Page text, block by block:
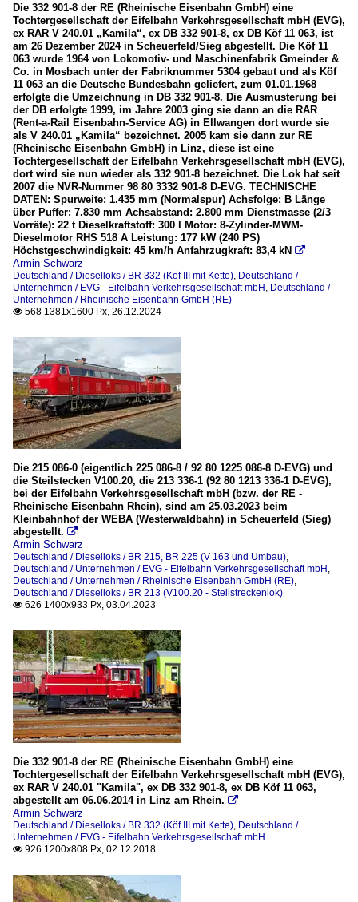
KBS 460 (Siegstrecke)
KBS 465 (Rechte Rheinstrecke)
Unternehmen
Rheinische Eisenbahn GmbH (RE)
Die 332 901-8 der RE (Rheinische Eisenbahn GmbH) eine
Tochtergesellschaft der Eifelbahn Verkehrsgesellschaft mbH (EVG),
ex RAR V 240.01 „Kamila“, ex DB 332 901-8, ex DB Köf 11 063, ist
am 26 Dezember 2024 in Scheuerfeld/Sieg abgestellt. Die Köf 11
063 wurde 1964 von Lokomotiv- und Maschinenfabrik Gmeinder &
Co. in Mosbach unter der Fabriknummer 5304 gebaut und als Köf
11 063 an die Deutsche Bundesbahn geliefert, zum 01.01.1968
erfolgte die Umzeichnung in DB 332 901-8. Die Ausmusterung bei
der DB erfolgte 1999, im Jahre 2003 ging sie dann an die RAR
(Rent-a-Rail Eisenbahn-Service AG) in Ellwangen dort wurde sie
als V 240.01 „Kamila“ bezeichnet. 2005 kam sie dann zur RE
(Rheinische Eisenbahn GmbH) in Linz, diese ist eine
Tochtergesellschaft der Eifelbahn Verkehrsgesellschaft mbH (EVG),
dort wird sie nun wieder als 332 901-8 bezeichnet. Die Lok hat seit
2007 die NVR-Nummer 98 80 3332 901-8 D-EVG. TECHNISCHE
DATEN: Spurweite: 1.435 mm (Normalspur) Achsfolge: B Länge
über Puffer: 7.830 mm Achsabstand: 2.800 mm Dienstmasse (2/3
Vorräte): 22 t Dieselkraftstoff: 300 l Motor: 8-Zylinder-MWM-
Dieselmotor RHS 518 A Leistung: 177 kW (240 PS)
Höchstgeschwindigkeit: 45 km/h Anfahrzugkraft: 83,4 kN 
Armin Schwarz
Deutschland / Dieselloks / BR 332 (Köf III mit Kette) Deutschland /
Unternehmen / EVG - Eifelbahn Verkehrsgesellschaft mbH Deutschland /
Unternehmen / Rheinische Eisenbahn GmbH (RE)
 568 1381x1600 Px, 26.12.2024
Die 215 086-0 (eigentlich 225 086-8 / 92 80 1225 086-8 D-EVG) und
die Steilstecken V100.20, die 213 336-1 (92 80 1213 336-1 D-EVG),
bei der Eifelbahn Verkehrsgesellschaft mbH (bzw. der RE -
Rheinische Eisenbahn Rhein), sind am 25.03.2023 beim
Kleinbahnhof der WEBA (Westerwaldbahn) in Scheuerfeld (Sieg)
abgestellt. 
Armin Schwarz
Deutschland / Dieselloks / BR 215, BR 225 (V 163 und Umbau)
Deutschland / Unternehmen / EVG - Eifelbahn Verkehrsgesellschaft mbH
Deutschland / Unternehmen / Rheinische Eisenbahn GmbH (RE)
Deutschland / Dieselloks / BR 213 (V100.20 - Steilstreckenlok)
 626 1400x933 Px, 03.04.2023
Die 332 901-8 der RE (Rheinische Eisenbahn GmbH) eine
Tochtergesellschaft der Eifelbahn Verkehrsgesellschaft mbH (EVG),
ex RAR V 240.01 "Kamila", ex DB 332 901-8, ex DB Köf 11 063,
abgestellt am 06.06.2014 in Linz am Rhein. 
Armin Schwarz
Deutschland / Dieselloks / BR 332 (Köf III mit Kette) Deutschland /
Unternehmen / EVG - Eifelbahn Verkehrsgesellschaft mbH
 926 1200x808 Px, 02.12.2018